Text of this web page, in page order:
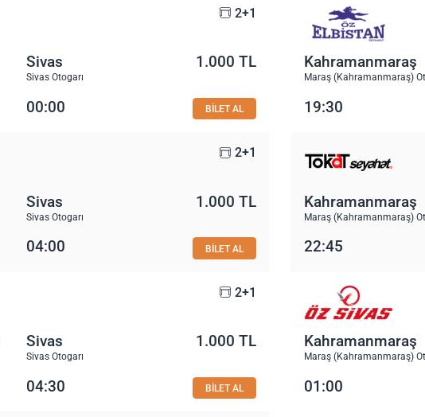
2+1
Sivas
Sivas Otogarı
1.000 TL
00:00 BİLET AL
Kahramanmaraş
Maraş (Kahramanmaraş)
19:30
2+1
Sivas
Sivas Otogarı
1.000 TL
04:00 BİLET AL
Kahramanmaraş
Maraş (Kahramanmaraş)
22:45
2+1
Sivas
Sivas Otogarı
1.000 TL
04:30 BİLET AL
Kahramanmaraş
Maraş (Kahramanmaraş)
01:00